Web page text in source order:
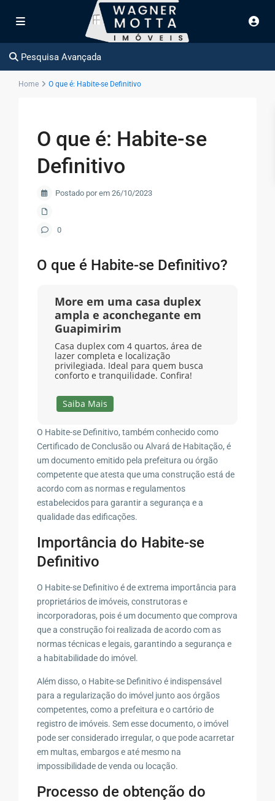
Pesquisa Avançada
Home O que é: Habite-se Definitivo
O que é: Habite-se
Definitivo
Postado por em 26/10/2023
0
O que é Habite-se Definitivo?
More em uma casa duplex
ampla e aconchegante em
Guapimirim
Casa duplex com 4 quartos, área de
lazer completa e localização
privilegiada. Ideal para quem busca
conforto e tranquilidade. Confira!
Saiba Mais
O Habite-se Definitivo, também conhecido como
Certificado de Conclusão ou Alvará de Habitação, é
um documento emitido pela prefeitura ou órgão
competente que atesta que uma construção está de
acordo com as normas e regulamentos
estabelecidos para garantir a segurança e a
qualidade das edificações.
Importância do Habite-se
Definitivo
O Habite-se Definitivo é de extrema importância para
proprietários de imóveis, construtoras e
incorporadoras, pois é um documento que comprova
que a construção foi realizada de acordo com as
normas técnicas e legais, garantindo a segurança e
a habitabilidade do imóvel.
Além disso, o Habite-se Definitivo é indispensável
para a regularização do imóvel junto aos órgãos
competentes, como a prefeitura e o cartório de
registro de imóveis. Sem esse documento, o imóvel
pode ser considerado irregular, o que pode acarretar
em multas, embargos e até mesmo na
impossibilidade de venda ou locação.
Processo de obtenção do